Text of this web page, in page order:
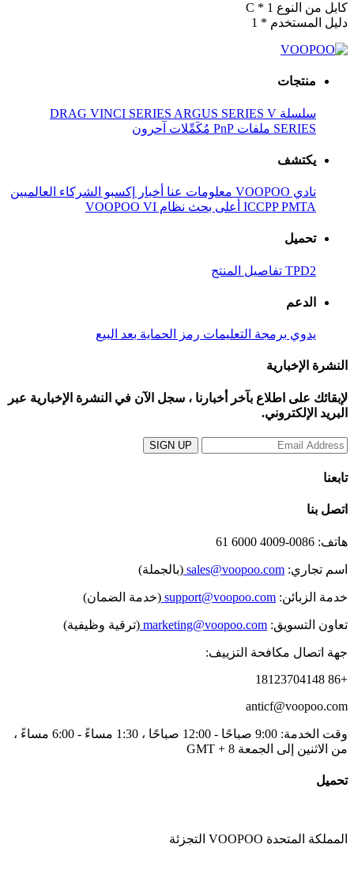
كابل من النوع C * 1
دليل المستخدم * 1
منتجات
سلسلة DRAG VINCI SERIES ARGUS SERIES V
SERIES ملفات PnP مُكَمِّلات آحرون
يكتشف
نادي VOOPOO معلومات عنا أخبار إكسبو الشركاء العالميين
ICCPPPMTA أعلى بحث نظام VOOPOO VI
تحميل
TPD2 تفاصيل المنتج
الدعم
يدوي برمجة التعليمات رمز الحماية بعد البيع
النشرة الإخبارية
لإبقائك على اطلاع بآخر أخبارنا ، سجل الآن في النشرة الإخبارية عبر
البريد الإلكتروني.
تابعنا
اتصل بنا
هاتف: 0086-4009 6000 61
اسم تجاري: sales@voopoo.com (بالجملة)
خدمة الزبائن: support@voopoo.com (خدمة الضمان)
تعاون التسويق: marketing@voopoo.com (ترقية وظيفية)
جهة اتصال مكافحة التزييف:
+86 18123704148
anticf@voopoo.com
وقت الخدمة: 9:00 صباحًا - 12:00 صباحًا ، 1:30 مساءً - 6:00 مساءً ،
من الاثنين إلى الجمعة GMT + 8
تحميل
المملكة المتحدة VOOPOO التجزئة